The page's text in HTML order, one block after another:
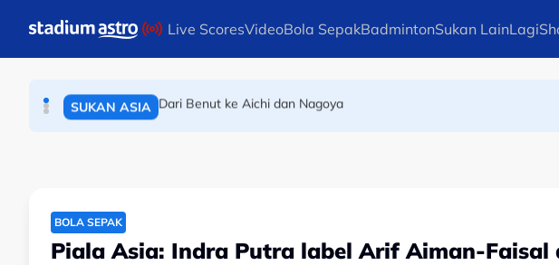
Live ScoresVideoBola SepakBadmintonSukan LainLagi
BOLA SEPAK
SUKAN ASIA Dari Benut ke Aichi dan Nagoya
BOLA SEPAK
Piala Asia: Indra Putra label Arif Aiman-Faisal